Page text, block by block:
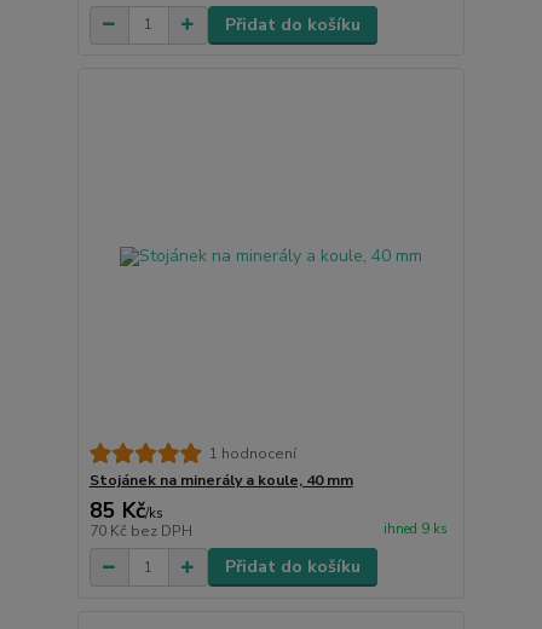
Přidat do košíku
1 hodnocení
Stojánek na minerály a koule, 40 mm
85 Kč/ks
70 Kč bez DPH ihned 9 ks
Přidat do košíku